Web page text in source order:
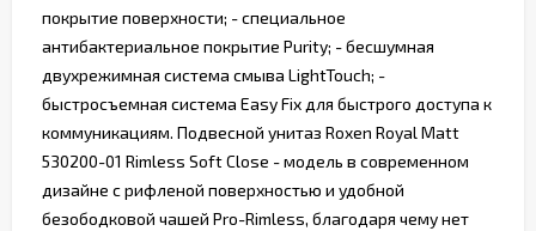
покрытие поверхности; - специальное
антибактериальное покрытие Purity; - бесшумная
двухрежимная система смыва LightTouch; -
быстросъемная система Easy Fix для быстрого доступа к
коммуникациям. Подвесной унитаз Roxen Royal Matt
530200-01 Rimless Soft Close - модель в современном
дизайне с рифленой поверхностью и удобной
безободковой чашей Pro-Rimless, благодаря чему нет